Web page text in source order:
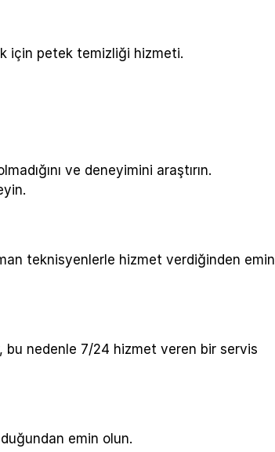
için petek temizliği hizmeti.
ve deneyimini araştırın.
teknisyenlerle hizmet verdiğinden emin
bu nedenle 7/24 hizmet veren bir servis
emin olun.